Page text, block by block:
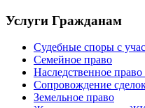
Услуги Гражданам
Судебные споры с
Семейное право
Наследственное
Сопровождение
Земельное право